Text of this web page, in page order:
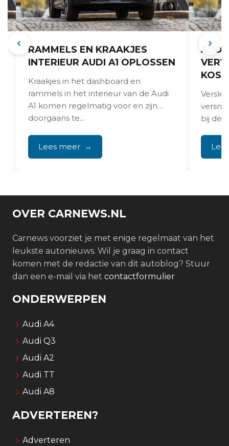
RAMMELS EN KRAAKJES
INTERIEUR AUDI A1 OPLOSSEN
Kraakjes in het dashboard en
rammels in het interieur van de Audi
A1 komen regelmatig voor en zijn
doorgaans te...
Lees meer
AUDI
bij de
OVER CARNEWS.NL
Carnews voorziet je met enige regelmaat van het
leukste autonieuws. Wil je graag in contact
komen met de redactie van dit autoblog? Stuur
dan een e-mail via het contactformulier
ONDERWERPEN
Audi A4
Audi Q3
Audi A2
Audi TT
Audi A8
ADVERTEREN?
Adverteren